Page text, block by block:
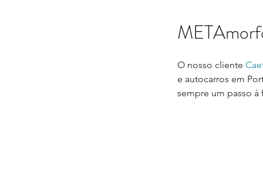
O nosso cliente
e autocarros em
sempre um passo